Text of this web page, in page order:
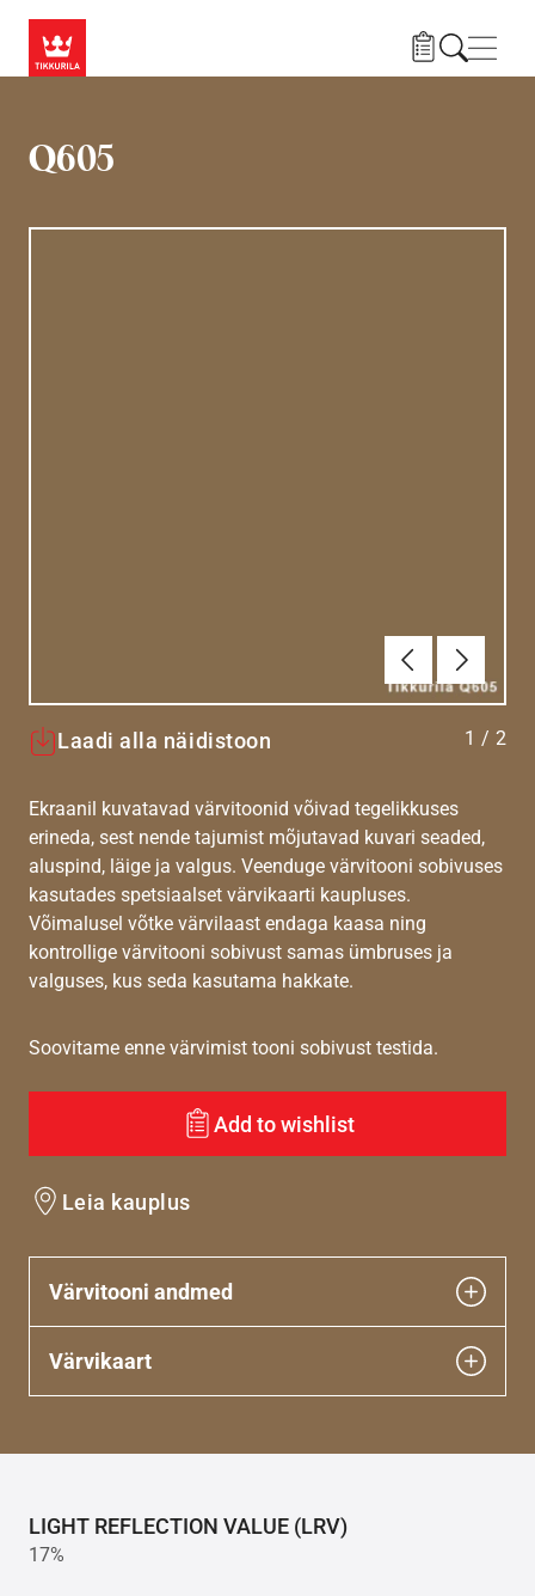
Q605
Eelmine
Laadi alla näidistoon 1 / 2
Ekraanil kuvatavad värvitoonid võivad tegelikkuses
erineda, sest nende tajumist mõjutavad kuvari seaded,
aluspind, läige ja valgus. Veenduge värvitooni sobivuses
kasutades spetsiaalset värvikaarti kaupluses.
Võimalusel võtke värvilaast endaga kaasa ning
kontrollige värvitooni sobivust samas ümbruses ja
valguses, kus seda kasutama hakkate.
Soovitame enne värvimist tooni sobivust testida.
Add to wishlist
Leia kauplus
Värvitooni andmed
Värvikaart
LIGHT REFLECTION VALUE (LRV)
17%